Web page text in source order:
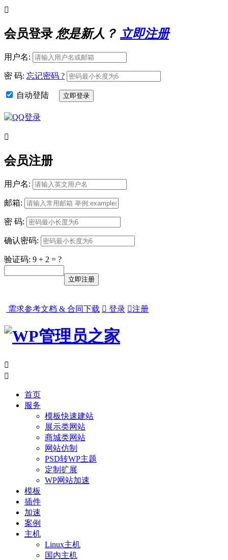

会员登录 您是新人？ 立即注册
用户名:
密 码: 忘记密码 ?
自动登陆

会员注册
用户名:
邮箱:
密 码:
确认密码:
验证码: 9 + 2 = ?
需求参考文档 & 合同下载  登录 注册


首页
服务
模板快速建站
展示类网站
商城类网站
网站仿制
PSD转WP主题
定制扩展
WP网站加速
模板
插件
加速
案例
主机
Linux主机
国内主机